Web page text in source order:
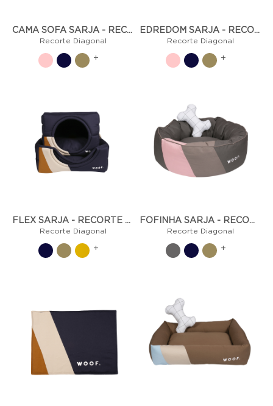
CAMA SOFÁ SARJA - RECORTE DIAGONAL
Recorte Diagonal
+
EDREDOM SARJA - RECORTE DIAGONAL
Recorte Diagonal
+
FLEX SARJA - RECORTE DIAGONAL
Recorte Diagonal
+
FOFINHA SARJA - RECORTE DIAGONAL
Recorte Diagonal
+